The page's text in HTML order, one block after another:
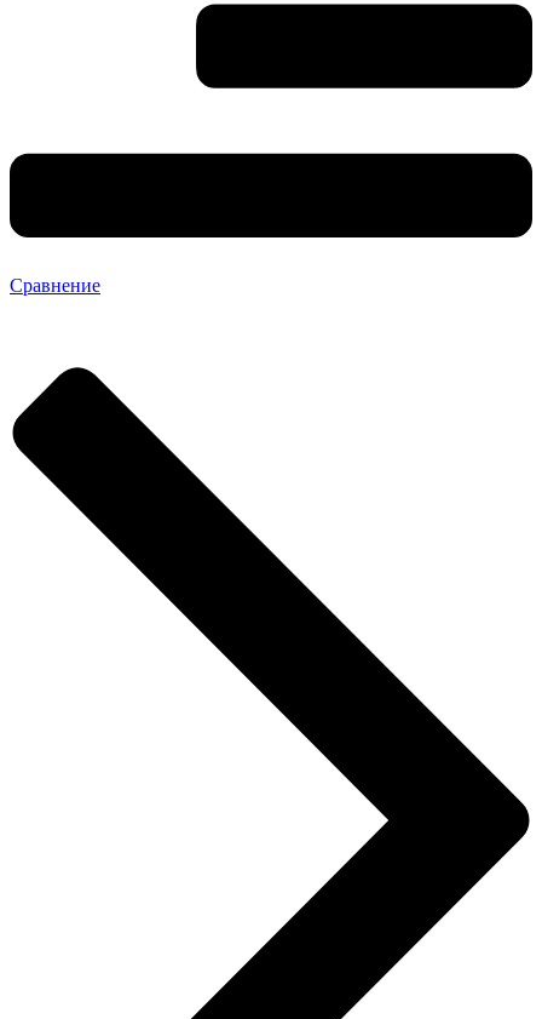
Сравнение